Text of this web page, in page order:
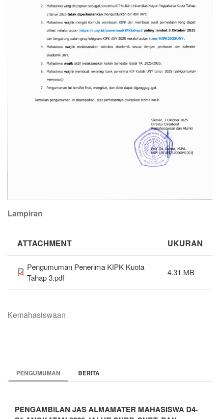
Lampiran
ATTACHMENT UKURAN
Pengumuman Penerima KIPK Kuota
Tahap 3.pdf
4.31 MB
Kemahasiswaan
PENGUMUMAN BERITA
PENGAMBILAN JAS ALMAMATER MAHASISWA D4-